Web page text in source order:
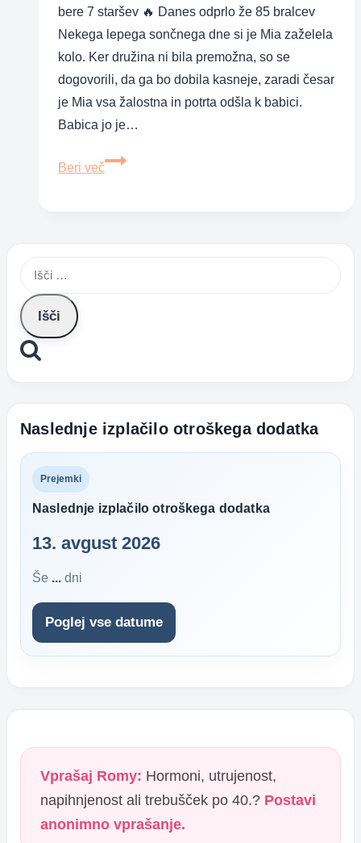
bere 7 staršev 🔥 Danes odprlo že 85 bralcev
Nekega lepega sončnega dne si je Mia zaželela
kolo. Ker družina ni bila premožna, so se
dogovorili, da ga bo dobila kasneje, zaradi česar
je Mia vsa žalostna in potrta odšla k babici.
Babica jo je…
Beri več
Lenine
lahko
Išči:
Naslednje izplačilo otroškega dodatka
Prejemki
Naslednje izplačilo otroškega dodatka
13. avgust 2026
Še ... dni
Poglej vse datume
Vprašaj Romy: Hormoni, utrujenost,
napihnjenost ali trebušček po 40.? Postavi
anonimno vprašanje.